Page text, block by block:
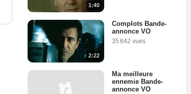
1:40
2:22
Complots Bande-
annonce VO
35 642 vues
Ma meilleure
ennemie Bande-
annonce VO